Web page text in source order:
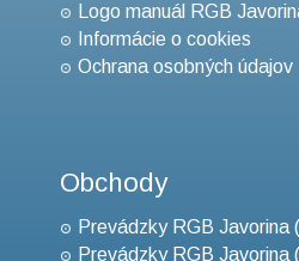
Logo manuál RGB
Informácie o cookies
Ochrana osobných údajov
Obchody
Prevádzky RGB Javorina
Prevádzky RGB Javorina